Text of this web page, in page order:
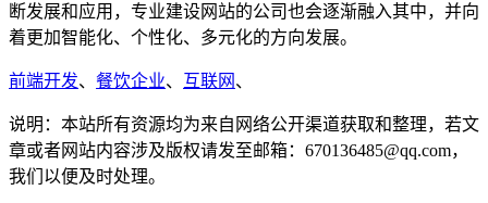
断发展和应用，专业建设网站的公司也会逐渐融入其中，并向
着更加智能化、个性化、多元化的方向发展。
前端开发、 餐饮企业、 互联网 、
说明：本站所有资源均为来自网络公开渠道获取和整理，若文
章或者网站内容涉及版权请发至邮箱：670136485@qq.com，
我们以便及时处理。